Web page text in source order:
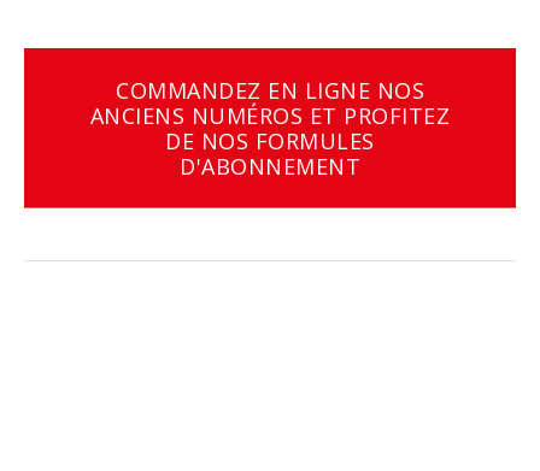
COMMANDEZ EN LIGNE NOS
ANCIENS NUMÉROS ET PROFITEZ
DE NOS FORMULES
D'ABONNEMENT